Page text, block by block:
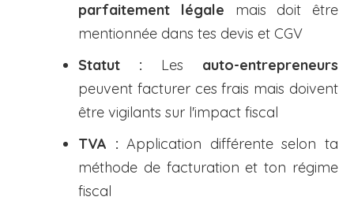
parfaitement légale mais doit être
mentionnée dans tes devis et CGV
Statut : Les auto-entrepreneurs
peuvent facturer ces frais mais doivent
être vigilants sur l'impact fiscal
TVA : Application différente selon ta
méthode de facturation et ton régime
fiscal